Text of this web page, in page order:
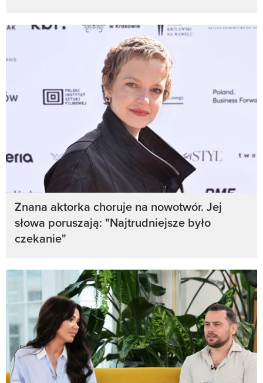
Znana aktorka choruje na nowotwór. Jej
słowa poruszają: "Najtrudniejsze było
czekanie"